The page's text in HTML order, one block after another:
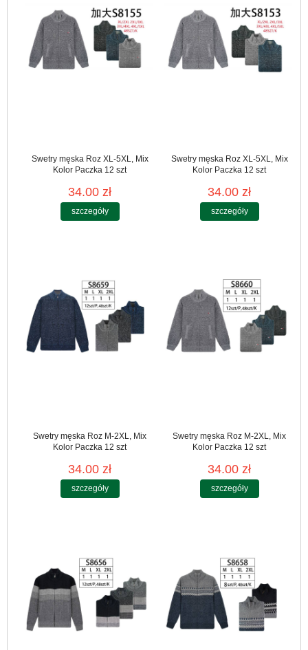
Swetry męska Roz XL-5XL, Mix
Kolor Paczka 12 szt
34.00 zł
szczegóły
Swetry męska Roz XL-5XL, Mix
Kolor Paczka 12 szt
34.00 zł
szczegóły
Swetry męska Roz M-2XL, Mix
Kolor Paczka 12 szt
34.00 zł
szczegóły
Swetry męska Roz M-2XL, Mix
Kolor Paczka 12 szt
34.00 zł
szczegóły